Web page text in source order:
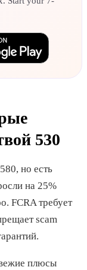
530
но есть
на 25%
FCRA требует
scam
плюсы